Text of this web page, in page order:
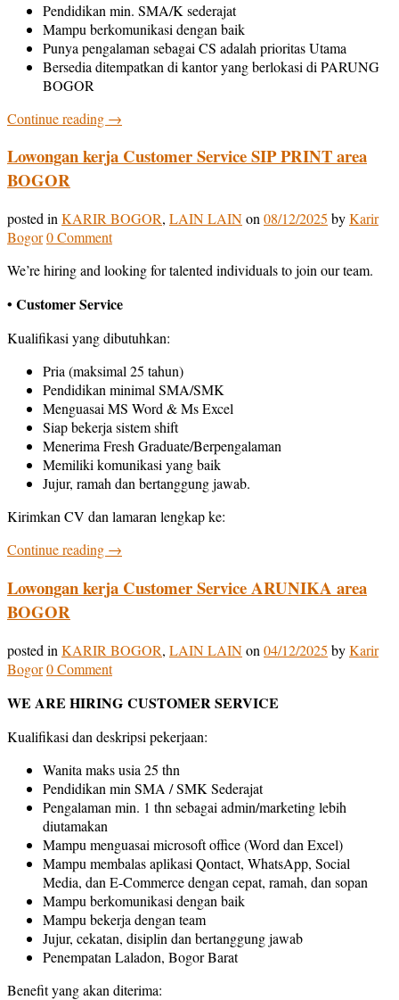
Pendidikan min. SMA/K sederajat
Mampu berkomunikasi dengan baik
Punya pengalaman sebagai CS adalah prioritas Utama
Bersedia ditempatkan di kantor yang berlokasi di PARUNG
BOGOR
Continue reading →
Lowongan kerja Customer Service SIP PRINT area
BOGOR
posted in KARIR BOGOR, LAIN LAINon 08/12/2025 byKarir
Bogor0 Comment
We’re hiring and looking for talented individuals to join our team.
• Customer Service
Kualifikasi yang dibutuhkan:
Pria (maksimal 25 tahun)
Pendidikan minimal SMA/SMK
Menguasai MS Word & Ms Excel
Siap bekerja sistem shift
Menerima Fresh Graduate/Berpengalaman
Memiliki komunikasi yang baik
Jujur, ramah dan bertanggung jawab.
Kirimkan CV dan lamaran lengkap ke:
Continue reading →
Lowongan kerja Customer Service ARUNIKA area
BOGOR
posted in KARIR BOGOR, LAIN LAINon 04/12/2025 byKarir
Bogor0 Comment
WE ARE HIRING CUSTOMER SERVICE
Kualifikasi dan deskripsi pekerjaan:
Wanita maks usia 25 thn
Pendidikan min SMA / SMK Sederajat
Pengalaman min. 1 thn sebagai admin/marketing lebih
diutamakan
Mampu menguasai microsoft office (Word dan Excel)
Mampu membalas aplikasi Qontact, WhatsApp, Social
Media, dan E-Commerce dengan cepat, ramah, dan sopan
Mampu berkomunikasi dengan baik
Mampu bekerja dengan team
Jujur, cekatan, disiplin dan bertanggung jawab
Penempatan Laladon, Bogor Barat
Benefit yang akan diterima: